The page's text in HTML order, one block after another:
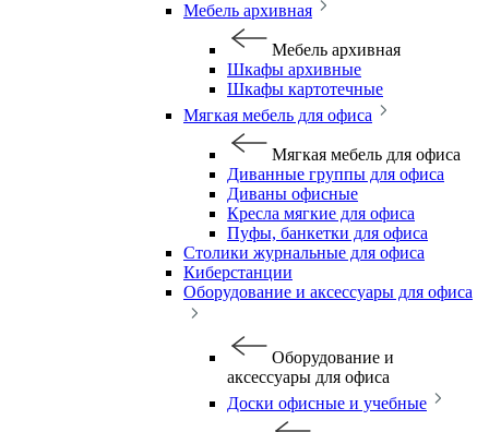
Мебель архивная
Мебель архивная
Шкафы архивные
Шкафы картотечные
Мягкая мебель для офиса
Мягкая мебель для офиса
Диванные группы для офиса
Диваны офисные
Кресла мягкие для офиса
Пуфы, банкетки для офиса
Столики журнальные для офиса
Киберстанции
Оборудование и аксессуары для офиса
Оборудование и
аксессуары для офиса
Доски офисные и учебные